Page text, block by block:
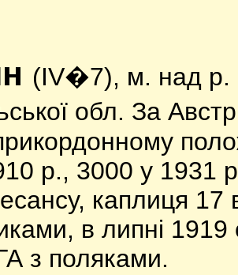
(IV�7), м. над р.
обл. За
р., 3000 у 1931
каплиця 17
в липні 1919
з поляками.